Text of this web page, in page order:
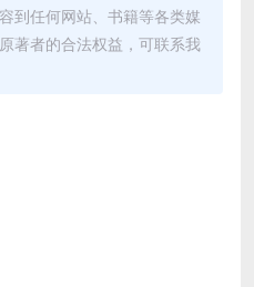
到任何网站、书籍等各类媒
著者的合法权益，可联系我